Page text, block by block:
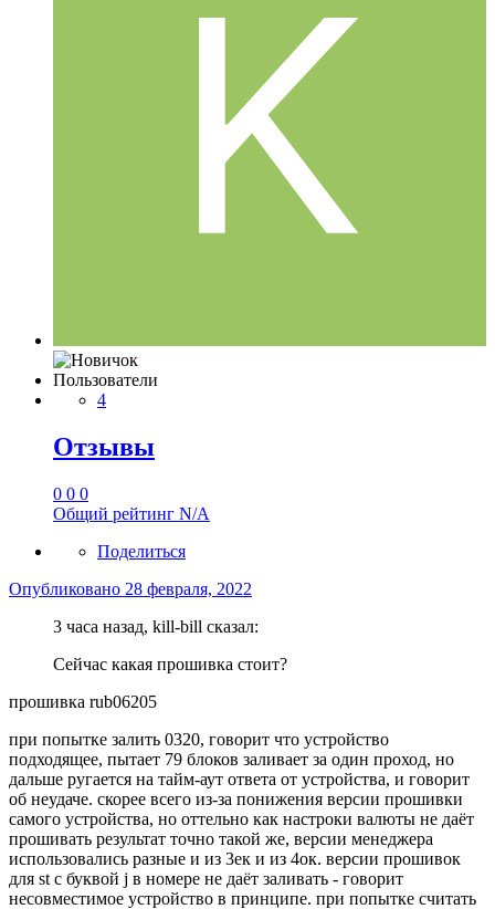
Пользователи
4
Отзывы
0 0 0
Общий рейтинг N/A
Поделиться
Опубликовано 28 февраля, 2022
3 часа назад, kill-bill сказал:
Сейчас какая прошивка стоит?
прошивка rub06205
при попытке залить 0320, говорит что устройство
подходящее, пытает 79 блоков заливает за один проход, но
дальше ругается на тайм-аут ответа от устройства, и говорит
об неудаче. скорее всего из-за понижения версии прошивки
самого устройства, но оттельно как настроки валюты не даёт
прошивать результат точно такой же, версии менеджера
использовались разные и из 3ек и из 4ок. версии прошивок
для st с буквой j в номере не даёт заливать - говорит
несовместимое устройство в принципе. при попытке считать